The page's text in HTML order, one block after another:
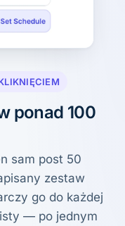
ponad 100
sam post 50
zestaw
go do każdej
— po jednym